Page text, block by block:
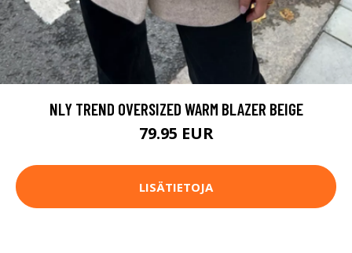
NLY TREND OVERSIZED WARM BLAZER BEIGE
79.95 EUR
LISÄTIETOJA